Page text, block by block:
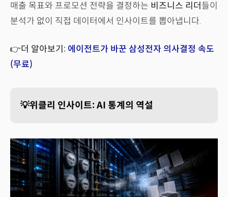
매출 목표와 프로모션 전략을 결정하는 비즈니스 리더 들이
분석가 없이 직접 데이터에서 인사이트를 뽑아냅니다.
👉더 알아보기: 에이전트가 바꾼 삼성전자 의사결정 속도
(무료)
💡위클리 인사이트: AI 통계의 역설